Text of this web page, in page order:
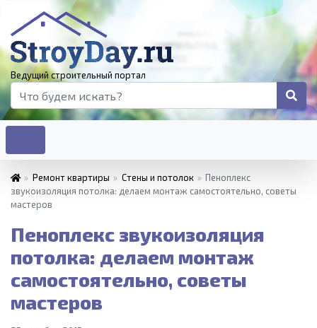
Ведущий строительный портал
» Ремонт квартиры » Стены и потолок » Пеноплекс
звукоизоляция потолка: делаем монтаж самостоятельно, советы
мастеров
Пеноплекс звукоизоляция
потолка: делаем монтаж
самостоятельно, советы
мастеров